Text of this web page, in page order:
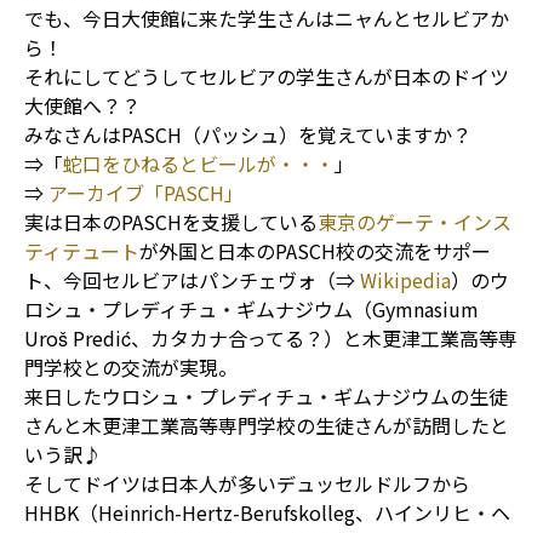
でも、今日大使館に来た学生さんはニャんとセルビアか
ら！
それにしてどうしてセルビアの学生さんが日本のドイツ
大使館へ？？
みなさんはPASCH（パッシュ）を覚えていますか？
⇒「蛇口をひねるとビールが・・・ 」
⇒ アーカイブ「PASCH」
実は日本のPASCHを支援している東京のゲーテ・インス
ティテュートが外国と日本のPASCH校の交流をサポー
ト、今回セルビアはパンチェヴォ（⇒Wikipedia）のウ
ロシュ・プレディチュ・ギムナジウム（Gymnasium
Uroš Predić、カタカナ合ってる？）と木更津工業高等専
門学校との交流が実現。
来日したウロシュ・プレディチュ・ギムナジウムの生徒
さんと木更津工業高等専門学校の生徒さんが訪問したと
いう訳♪
そしてドイツは日本人が多いデュッセルドルフから
HHBK（Heinrich-Hertz-Berufskolleg、ハインリヒ・ヘ